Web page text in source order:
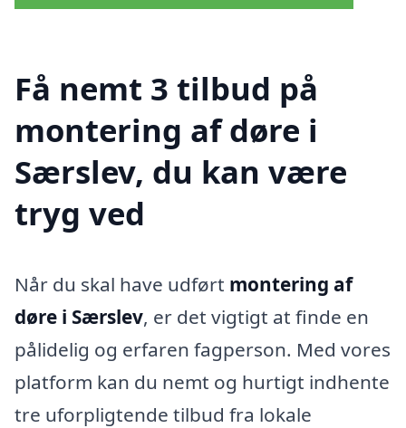
Få nemt 3 tilbud på
montering af døre i
Særslev, du kan være
tryg ved
Når du skal have udført montering af
døre i Særslev, er det vigtigt at finde en
pålidelig og erfaren fagperson. Med vores
platform kan du nemt og hurtigt indhente
tre uforpligtende tilbud fra lokale